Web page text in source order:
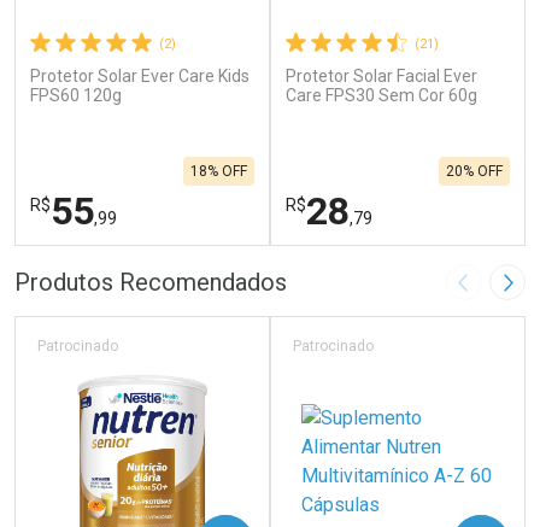
(2)
Protetor Solar Ever Care Kids
FPS60 120g
R$55,99
18% OFF
FECHAR
Laboratório
FECHAR
Por Menos
(21)
Protetor Solar Facial Ever
Care FPS30 Sem Cor 60g
R$28,79
20% OFF
Laboratório
Por Menos
Produtos Recomendados Imagem
Patrocinado Patrocinado